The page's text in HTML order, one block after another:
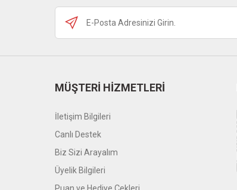
Gönder
MÜŞTERİ HİZMETLERİ
İletişim Bilgileri
Canlı Destek
Biz Sizi Arayalım
Üyelik Bilgileri